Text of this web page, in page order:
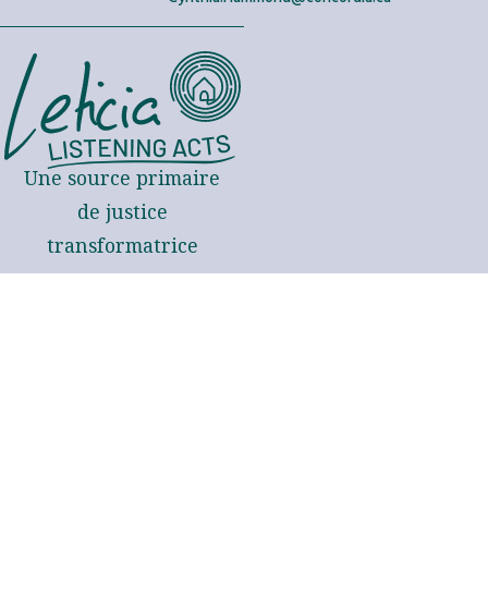
Une source primaire
de justice
transformatrice